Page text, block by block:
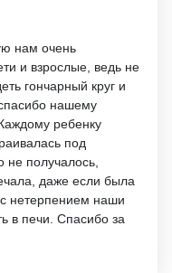
нам очень
и взрослые, ведь не
гончарный круг и
нашему
ребенку
под
не получалось,
даже если была
нетерпением наши
в печи. Спасибо за